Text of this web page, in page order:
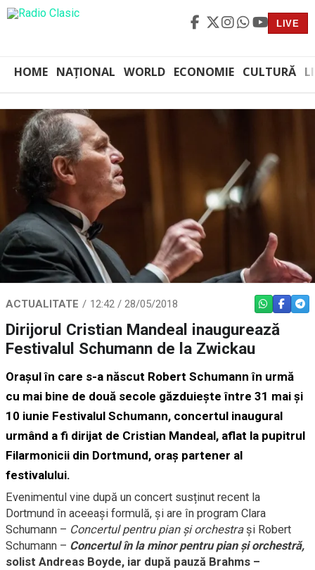
LIVE
HOME NAȚIONAL WORLD ECONOMIE CULTURĂ
ACTUALITATE 12:42 / 28/05/2018 WHATSAPP
Dirijorul Cristian Mandeal inaugurează
Festivalul Schumann de la Zwickau
Orașul în care s-a născut Robert Schumann în urmă
cu mai bine de două secole găzduiește între 31 mai și
10 iunie Festivalul Schumann, concertul inaugural
urmând a fi dirijat de Cristian Mandeal, aflat la pupitrul
Filarmonicii din Dortmund, oraș partener al
festivalului.
Evenimentul vine după un concert susținut recent la
Dortmund în aceeași formulă, și are în program Clara
Schumann – Concertul pentru pian și orchestrași Robert
Schumann – Concertul în la minor pentru pian și orchestră,
solist Andreas Boyde, iar după pauză Brahms –